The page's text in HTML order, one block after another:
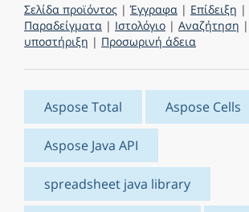
Σελίδα προϊόντος |Έγγραφα | Επίδειξη |
Παραδείγματα | Ιστολόγιο | Αναζήτηση |
υποστήριξη | Προσωρινή άδεια
Aspose Total Aspose Cells
Aspose Java API
spreadsheet java library